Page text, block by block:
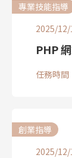
專業技能指導
2025/12/
PHP
任務時
創業指導
2025/12/